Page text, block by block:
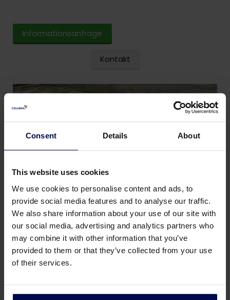
Consent Details About
This website uses cookies
We use cookies to personalise content and ads, to
provide social media features and to analyse our traffic.
We also share information about your use of our site with
our social media, advertising and analytics partners who
may combine it with other information that you’ve
provided to them or that they’ve collected from your use
of their services.
Informationsanfrage
Kontakt